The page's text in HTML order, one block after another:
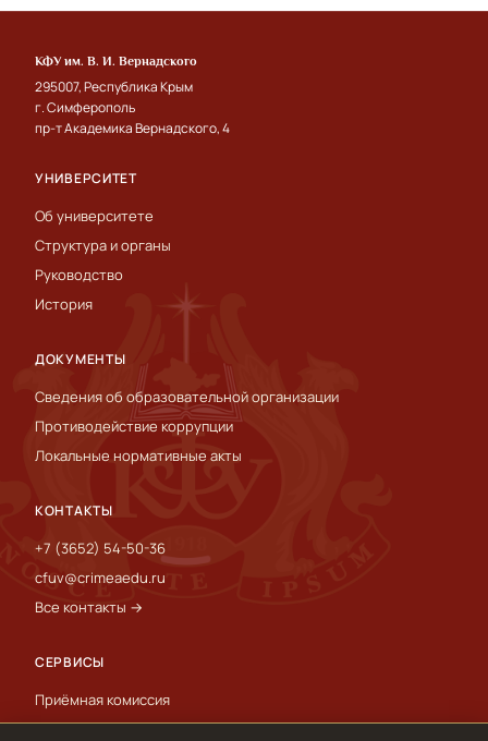
КФУ им. В. И. Вернадского
295007, Республика Крым
г. Симферополь
пр-т Академика Вернадского, 4
УНИВЕРСИТЕТ
Об университете
Структура и органы
Руководство
История
ДОКУМЕНТЫ
Сведения об образовательной организации
Противодействие коррупции
Локальные нормативные акты
КОНТАКТЫ
+7 (3652) 54-50-36
cfuv@crimeaedu.ru
Все контакты →
СЕРВИСЫ
Приёмная комиссия
Пресс-служба